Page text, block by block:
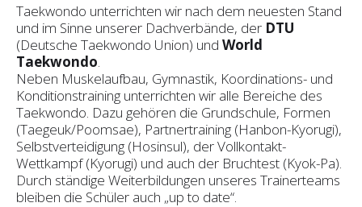
Taekwondo unterrichten wir nach dem neuesten Stand
und im Sinne unserer Dachverbände, der DTU
(Deutsche Taekwondo Union) und World
Taekwondo.
Neben Muskelaufbau, Gymnastik, Koordinations- und
Konditionstraining unterrichten wir alle Bereiche des
Taekwondo. Dazu gehören die Grundschule, Formen
(Taegeuk/Poomsae), Partnertraining (Hanbon-Kyorugi),
Selbstverteidigung (Hosinsul), der Vollkontakt-
Wettkampf (Kyorugi) und auch der Bruchtest (Kyok-Pa).
Durch ständige Weiterbildungen unseres Trainerteams
bleiben die Schüler auch „up to date“.